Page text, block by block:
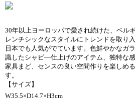
30年以上ヨーロッパで愛され続けた、ベル
レンチシックなスタイルにトレンドを取り
日本でも人気がでています。色鮮やかなガ
識したシャビ―仕上げのアイテム、独特な
家具まど、センスの良い空間作りを楽しめ
す。
【サイズ】
W35.5×D14.7×H3cm